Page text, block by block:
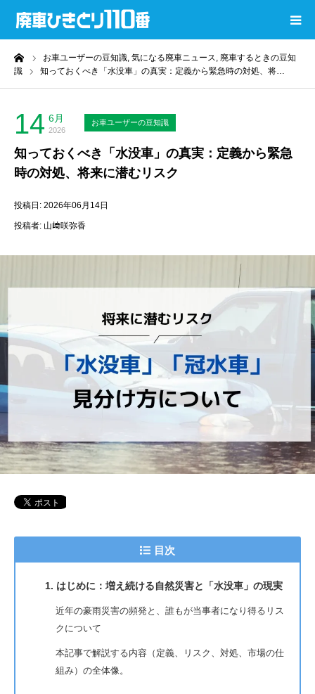
お車ユーザーの豆知識, 気になる廃車ニュース, 廃車するときの豆知
識
知っておくべき「水没車」の真実：定義から緊急時の対処、将…
14 6月
2026
お車ユーザーの豆知識
知っておくべき「水没車」の真実：定義から緊急
時の対処、将来に潜むリスク
投稿日: 2026年06月14日
投稿者: 山﨑咲弥香
目次
1. はじめに：増え続ける自然災害と「水没車」の現実
近年の豪雨災害の頻発と、誰もが当事者になり得るリス
クについて
本記事で解説する内容（定義、リスク、対処、市場の仕
組み）の全体像。
廃車ひきとり110番
還付金計算ツール
廃車無料査定